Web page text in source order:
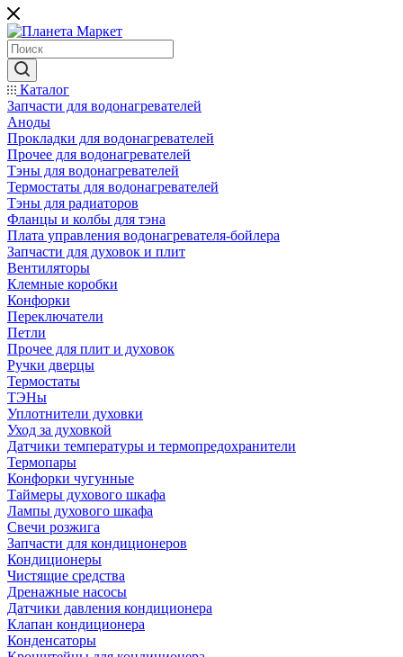
Каталог
Запчасти для водонагревателей
Аноды
Прокладки для водонагревателей
Прочее для водонагревателей
Тэны для водонагревателей
Термостаты для водонагревателей
Тэны для радиаторов
Фланцы и колбы для тэна
Плата управления водонагревателя-бойлера
Запчасти для духовок и плит
Вентиляторы
Клемные коробки
Конфорки
Переключатели
Петли
Прочее для плит и духовок
Ручки дверцы
Термостаты
ТЭНы
Уплотнители духовки
Уход за духовкой
Датчики температуры и термопредохранители
Термопары
Конфорки чугунные
Таймеры духового шкафа
Лампы духового шкафа
Свечи розжига
Запчасти для кондиционеров
Кондиционеры
Чистящие средства
Дренажные насосы
Датчики давления кондиционера
Клапан кондиционера
Конденсаторы